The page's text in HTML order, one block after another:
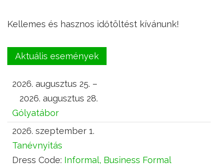
Kellemes és hasznos időtöltést kívánunk!
Aktuális események
2026. augusztus 25. –
2026. augusztus 28.
Gólyatábor
2026. szeptember 1.
Tanévnyitás
Dress Code: Informal, Business Formal